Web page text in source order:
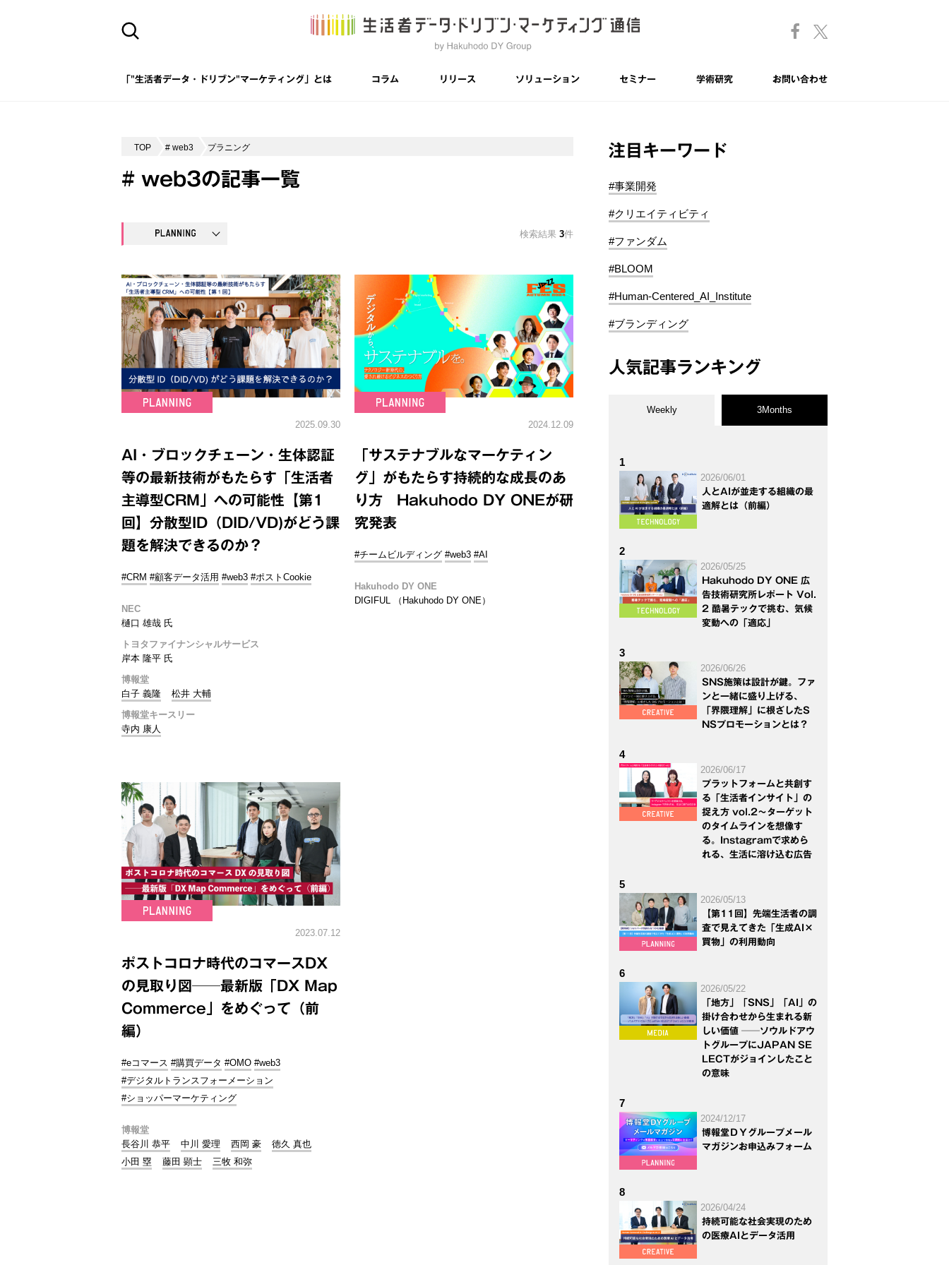
「"生活者データ・ドリブン"マーケティング」とは コラム リリース ソリューション セミナー 学術研究 お問い合わせ
TOP # web3 プラニング
# web3の記事一覧
検索結果 3件
2025.09.30
AI・ブロックチェーン・生体認証
等の最新技術がもたらす「生活者
主導型CRM」への可能性【第1
回】分散型ID（DID/VD)がどう課
題を解決できるのか？
#CRM #顧客データ活用 #web3 #ポストCookie
NEC
樋口 雄哉 氏
トヨタファイナンシャルサービス
岸本 隆平 氏
博報堂
白子 義隆
松井 大輔
博報堂キースリー
寺内 康人
2024.12.09
「サステナブルなマーケティン
グ」がもたらす持続的な成長のあ
り方 Hakuhodo DY ONEが研
究発表
#チームビルディング #web3 #AI
Hakuhodo DY ONE
DIGIFUL （Hakuhodo DY ONE）
2023.07.12
ポストコロナ時代のコマースDX
の見取り図──最新版「DX Map
Commerce」をめぐって（前
編）
#eコマース #購買データ #OMO #web3
#デジタルトランスフォーメーション
#ショッパーマーケティング
博報堂
長谷川 恭平
中川 愛理 西岡 豪
徳久 真也
小田 塁
藤田 顕士 三牧 和弥
注目キーワード
#事業開発
#クリエイティビティ
#ファンダム
#BLOOM
#Human-Centered_AI_Institute
#ブランディング
人気記事ランキング
Weekly 3Months
1
2026/06/01
人とAIが並走する組織の最
適解とは（前編）
2
2026/05/25
Hakuhodo DY ONE 広
告技術研究所レポート Vol.
2 酷暑テックで挑む、気候
変動への「適応」
3
2026/06/26
SNS施策は設計が鍵。ファ
ンと一緒に盛り上げる、
「界隈理解」に根ざしたS
NSプロモーションとは？
4
2026/06/17
プラットフォームと共創す
る「生活者インサイト」の
捉え方 vol.2～ターゲット
のタイムラインを想像す
る。Instagramで求めら
れる、生活に溶け込む広告
5
2026/05/13
【第11回】先端生活者の調
査で見えてきた「生成AI×
買物」の利用動向
6
2026/05/22
「地方」「SNS」「AI」の
掛け合わせから生まれる新
しい価値 ──ソウルドアウ
トグループにJAPAN SE
LECTがジョインしたこと
の意味
7
2024/12/17
博報堂ＤＹグループメール
マガジンお申込みフォーム
8
2026/04/24
持続可能な社会実現のため
の医療AIとデータ活用